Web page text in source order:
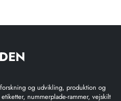
og udvikling, produktion og
nummerplade-rammer, vejskilt